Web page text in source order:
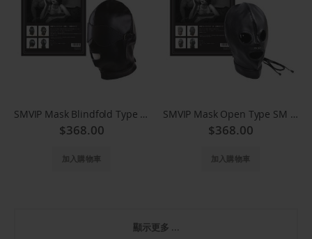
SMVIP Mask Blindfold Type SM 頭套 324
$368.00
加入購物車
SMVIP Mask Open Type SM 頭套 317
$368.00
加入購物車
顯示更多 ...